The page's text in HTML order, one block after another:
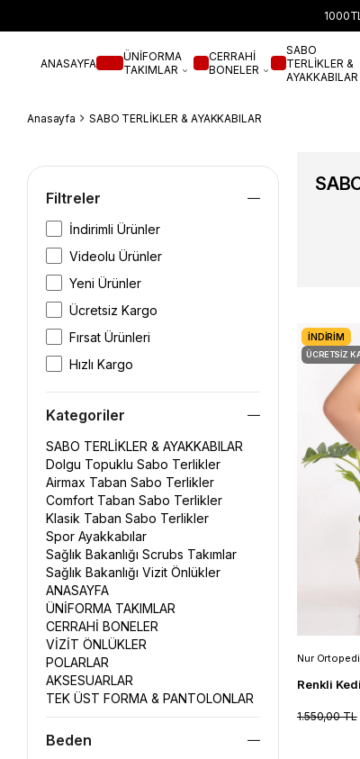
ANASAYFA
ÜNİFORMA
TAKIMLAR
CERRAHİ
BONELER
SABO
TERLİKLER &
AYAKKABILAR
Anasayfa SABO TERLİKLER & AYAKKABILAR
Filtreler
İndirimli Ürünler
Videolu Ürünler
Yeni Ürünler
Ücretsiz Kargo
Fırsat Ürünleri
Hızlı Kargo
Kategoriler
SABO TERLİKLER & AYAKKABILAR
Dolgu Topuklu Sabo Terlikler
Airmax Taban Sabo Terlikler
Comfort Taban Sabo Terlikler
Klasik Taban Sabo Terlikler
Spor Ayakkabılar
Sağlık Bakanlığı Scrubs Takımlar
Sağlık Bakanlığı Vizit Önlükler
ANASAYFA
ÜNİFORMA TAKIMLAR
CERRAHİ BONELER
VİZİT ÖNLÜKLER
POLARLAR
AKSESUARLAR
TEK ÜST FORMA & PANTOLONLAR
Beden
Nur Ortopedi
1.550,00 TL
İNDIRIM
ÜCRETSIZ